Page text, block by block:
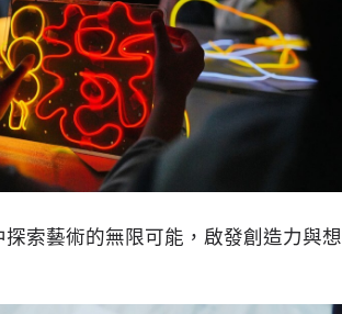
索藝術的無限可能，啟發創造力與想